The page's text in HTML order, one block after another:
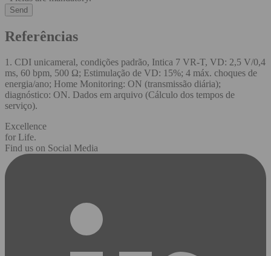
Referências
1. CDI unicameral, condições padrão, Intica 7 VR-T, VD: 2,5 V/0,4
ms, 60 bpm, 500 Ω; Estimulação de VD: 15%; 4 máx. choques de
energia/ano; Home Monitoring: ON (transmissão diária);
diagnóstico: ON. Dados em arquivo (Cálculo dos tempos de
serviço).
Excellence
for Life.
Find us on Social Media